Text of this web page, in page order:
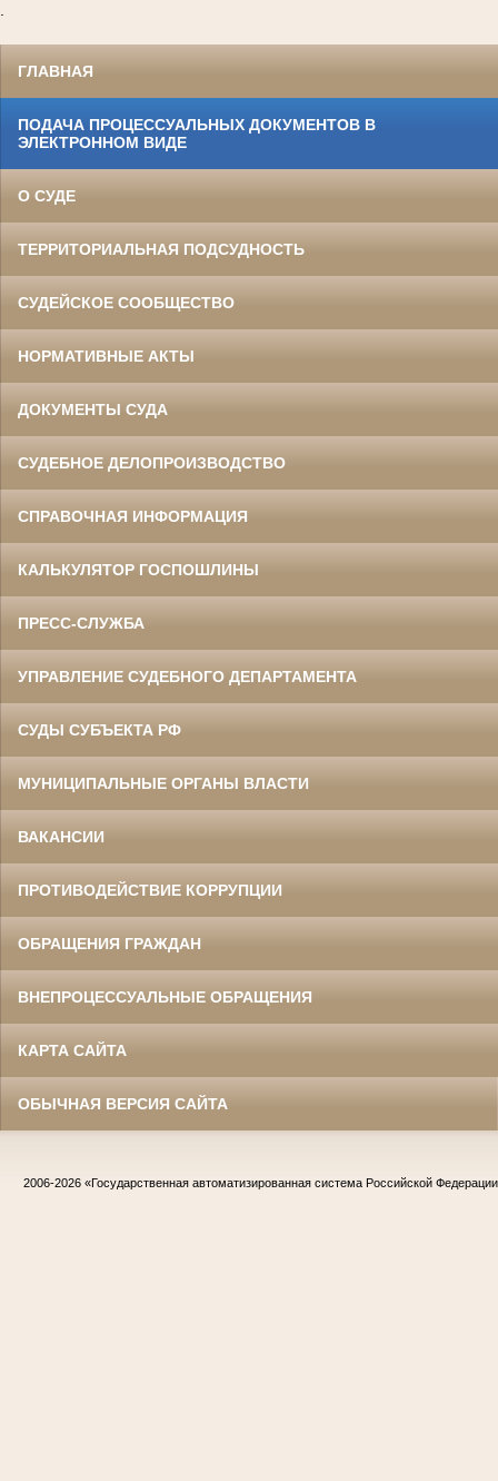
.
ГЛАВНАЯ
ПОДАЧА ПРОЦЕССУАЛЬНЫХ ДОКУМЕНТОВ В
ЭЛЕКТРОННОМ ВИДЕ
О СУДЕ
ТЕРРИТОРИАЛЬНАЯ ПОДСУДНОСТЬ
СУДЕЙСКОЕ СООБЩЕСТВО
НОРМАТИВНЫЕ АКТЫ
ДОКУМЕНТЫ СУДА
СУДЕБНОЕ ДЕЛОПРОИЗВОДСТВО
СПРАВОЧНАЯ ИНФОРМАЦИЯ
КАЛЬКУЛЯТОР ГОСПОШЛИНЫ
ПРЕСС-СЛУЖБА
УПРАВЛЕНИЕ СУДЕБНОГО ДЕПАРТАМЕНТА
СУДЫ СУБЪЕКТА РФ
МУНИЦИПАЛЬНЫЕ ОРГАНЫ ВЛАСТИ
ВАКАНСИИ
ПРОТИВОДЕЙСТВИЕ КОРРУПЦИИ
ОБРАЩЕНИЯ ГРАЖДАН
ВНЕПРОЦЕССУАЛЬНЫЕ ОБРАЩЕНИЯ
КАРТА САЙТА
ОБЫЧНАЯ ВЕРСИЯ САЙТА
2006-2026 «Государственная автоматизированная система Российской